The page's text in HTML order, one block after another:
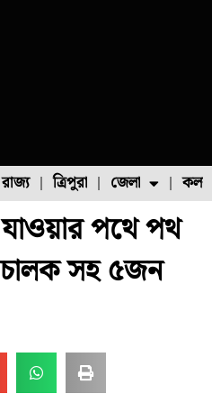
ফল চাষ মাছ চাষ পোল্ট্রি চাষ
রাজ্য ত্রিপুরা জেলা
উত্তর ২৪ পরগনা
যাওয়ার পথে পথ
চালক সহ ৫জন